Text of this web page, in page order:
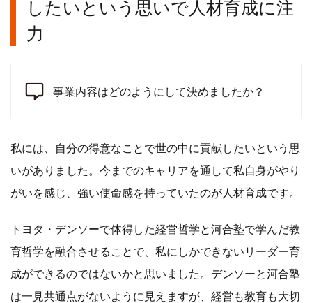
したいという思いで人材育成に注
力
事業内容はどのようにして決めましたか？
私には、自分の得意なことで世の中に貢献したいという思
いがありました。今までのキャリアを通して私自身がやり
がいを感じ、強い使命感を持っていたのが人材育成です。
トヨタ・デンソーで体得した経営哲学と河合塾で学んだ教
育哲学を融合させることで、私にしかできないリーダー育
成ができるのではないかと思いました。デンソーと河合塾
は一見共通点がないように見えますが、経営も教育も大切